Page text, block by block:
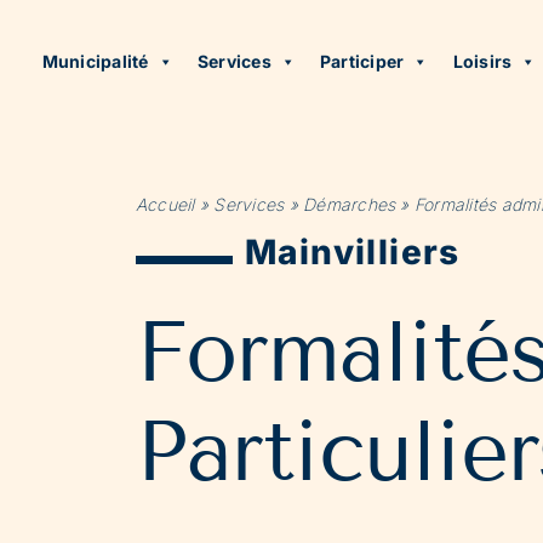
Municipalité Services Participer Loisirs
Accueil» Services» Démarches» Formalités
Mainvilliers